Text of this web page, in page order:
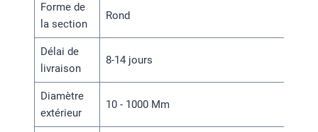
Forme de
la section
Rond
Délai de
livraison
8-14 jours
Diamètre
extérieur
10 - 1000 Mm